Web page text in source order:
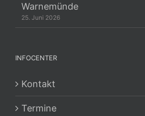
Warnemünde
25. Juni 2026
INFOCENTER
Kontakt
Termine